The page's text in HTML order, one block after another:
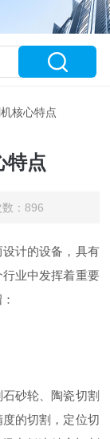
核心特点
特点
：896
计的设备，具有
业中发挥着重要
砂轮、陶瓷切割
的切割，定位切